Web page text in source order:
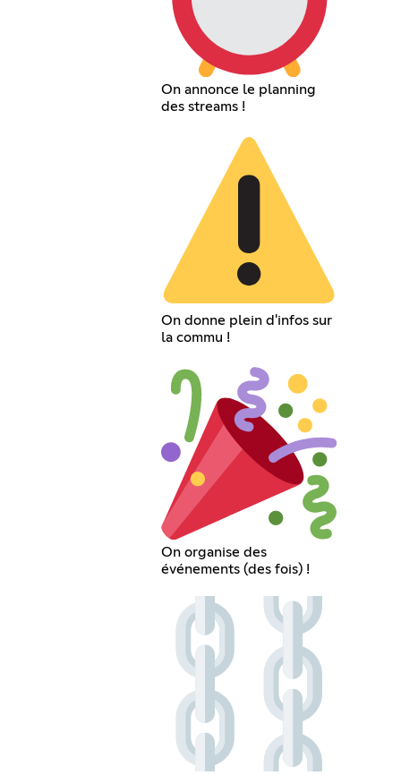
On annonce le planning
des streams !
On donne plein d'infos sur
la commu !
On organise des
événements (des fois) !